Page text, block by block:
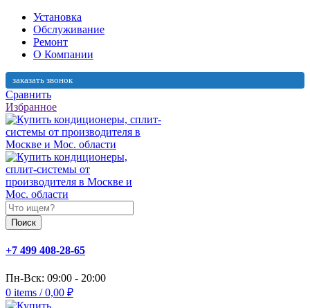
Установка
Обслуживание
Ремонт
О Компании
заказать звонок
Сравнить
Избранное
Поиск
+7 499 408-28-65
Пн-Вск: 09:00 - 20:00
0 items / 0,00 ₽